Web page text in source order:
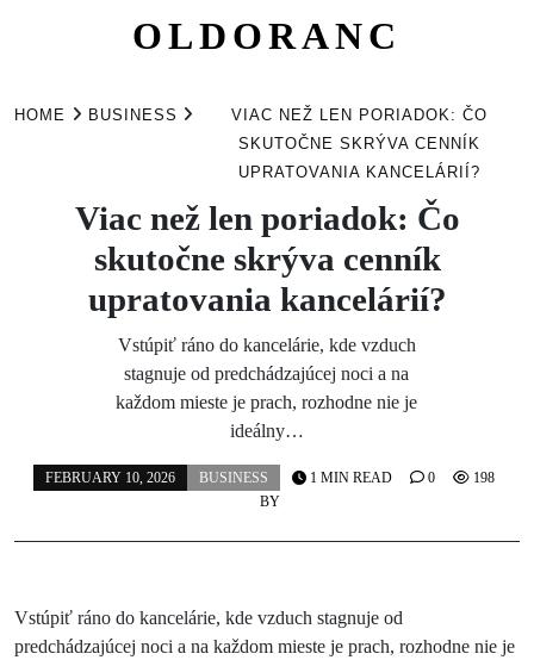
OLDORANC
HOME BUSINESS
VIAC NEŽ LEN PORIADOK: ČO
SKUTOČNE SKRÝVA CENNÍK
UPRATOVANIA KANCELÁRIÍ?
Viac než len poriadok: Čo
skutočne skrýva cenník
upratovania kancelárií?
Vstúpiť ráno do kancelárie, kde vzduch
stagnuje od predchádzajúcej noci a na
každom mieste je prach, rozhodne nie je
ideálny…
FEBRUARY 10, 2026
BUSINESS
BY
1 MIN READ 0 198
Vstúpiť ráno do kancelárie, kde vzduch stagnuje od
predchádzajúcej noci a na každom mieste je prach, rozhodne nie je